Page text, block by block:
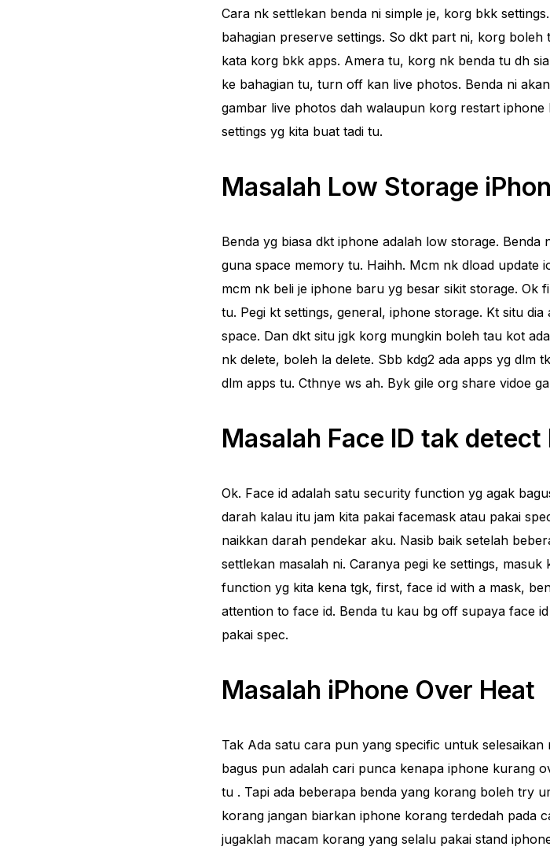
Cara nk settlekan benda ni simple je, korg bkk
bahagian preserve settings. So dkt part ni, korg
kata korg bkk apps. Amera tu, korg nk benda tu dh
ke bahagian tu, turn off kan live photos. Benda ni
gambar live photos dah walaupun korg restart
settings yg kita buat tadi tu.
Masalah Low Storage
Benda yg biasa dkt iphone adalah low storage. Benda
guna space memory tu. Haihh. Mcm nk dload update
mcm nk beli je iphone baru yg besar sikit storage.
tu. Pegi kt settings, general, iphone storage. Kt situ
space. Dan dkt situ jgk korg mungkin boleh tau kot
nk delete, boleh la delete. Sbb kdg2 ada apps yg dlm
dlm apps tu. Cthnye ws ah. Byk gile org share vidoe
Masalah Face ID tak detect
Ok. Face id adalah satu security function yg agak
darah kalau itu jam kita pakai facemask atau pakai
naikkan darah pendekar aku. Nasib baik setelah
settlekan masalah ni. Caranya pegi ke settings,
function yg kita kena tgk, first, face id with a mask,
attention to face id. Benda tu kau bg off supaya face
pakai spec.
Masalah iPhone Over Heat
Tak Ada satu cara pun yang specific untuk
bagus pun adalah cari punca kenapa iphone kurang
tu . Tapi ada beberapa benda yang korang boleh try
korang jangan biarkan iphone korang terdedah pada
jugaklah macam korang yang selalu pakai stand